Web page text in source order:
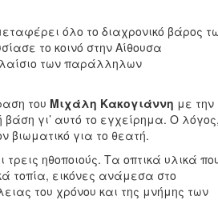
όλο το διαχρονικό βάρος
το κοινό στην Αίθουσα
των παράλληλων
του Μιχάλη Κακογιάννη με την
γι’ αυτό το εγχείρημα. O λόγος,
βιωματικό για το θεατή.
τρεις ηθοποιούς. Τα οπτικά υλικά
τοπία, εικόνες ανάμεσα στο
του χρόνου και της μνήμης των